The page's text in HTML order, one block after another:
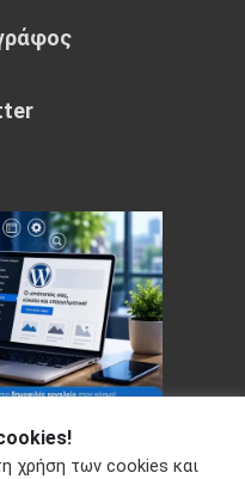
χρήση των cookies και